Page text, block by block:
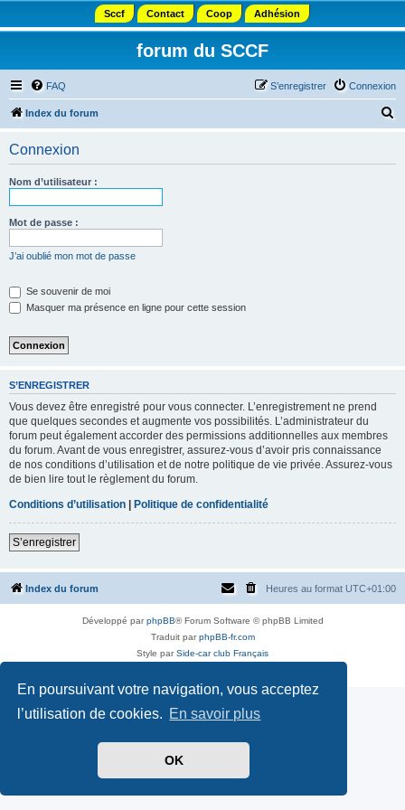
En poursuivant votre navigation, vous acceptez
l’utilisation de cookies. En savoir plus
OK
Sccf Contact Coop Adhésion
forum du SCCF
FAQ Connexion
S’enregistrer
Index du forum
Connexion
Nom d’utilisateur :
Mot de passe :
J’ai oublié mon mot de passe
Se souvenir de moi
Masquer ma présence en ligne pour cette session
S’ENREGISTRER
Vous devez être enregistré pour vous connecter. L’enregistrement ne prend
que quelques secondes et augmente vos possibilités. L’administrateur du
forum peut également accorder des permissions additionnelles aux membres
du forum. Avant de vous enregistrer, assurez-vous d’avoir pris connaissance
de nos conditions d’utilisation et de notre politique de vie privée. Assurez-vous
de bien lire tout le règlement du forum.
Conditions d’utilisation | Politique de confidentialité
S’enregistrer
Index du forum Heures au format UTC+01:00
Développé parphpBB® Forum Software © phpBB Limited
Traduit parphpBB-fr.com
Style parSide-car club Français